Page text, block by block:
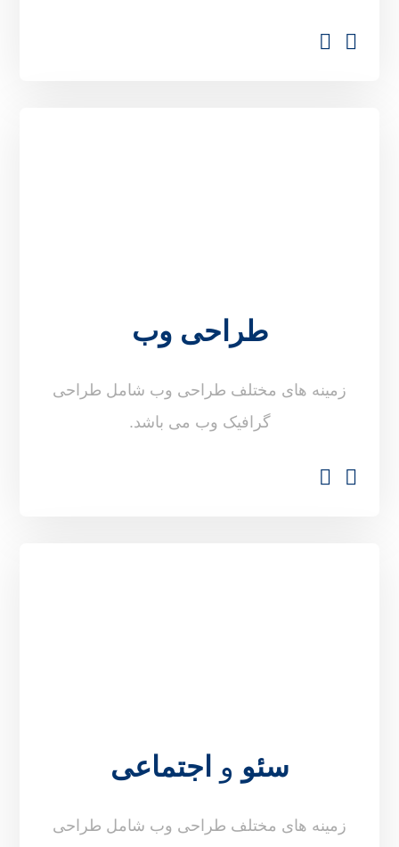
طراحی وب
زمینه های مختلف طراحی وب شامل طراحی
گرافیک وب می باشد.
سئو و اجتماعی
زمینه های مختلف طراحی وب شامل طراحی